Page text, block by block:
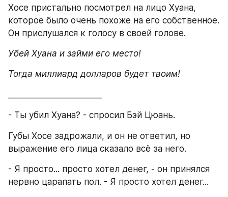
Хосе пристально посмотрел на лицо Хуана,
которое было очень похоже на его собственное.
Он прислушался к голосу в своей голове.
Убей Хуана и займи его место!
Тогда миллиард долларов будет твоим!
- Ты убил Хуана? - спросил Бэй Цюань.
Губы Хосе задрожали, и он не ответил, но
выражение его лица сказало всё за него.
- Я просто... просто хотел денег, - он принялся
нервно царапать пол. - Я просто хотел денег...